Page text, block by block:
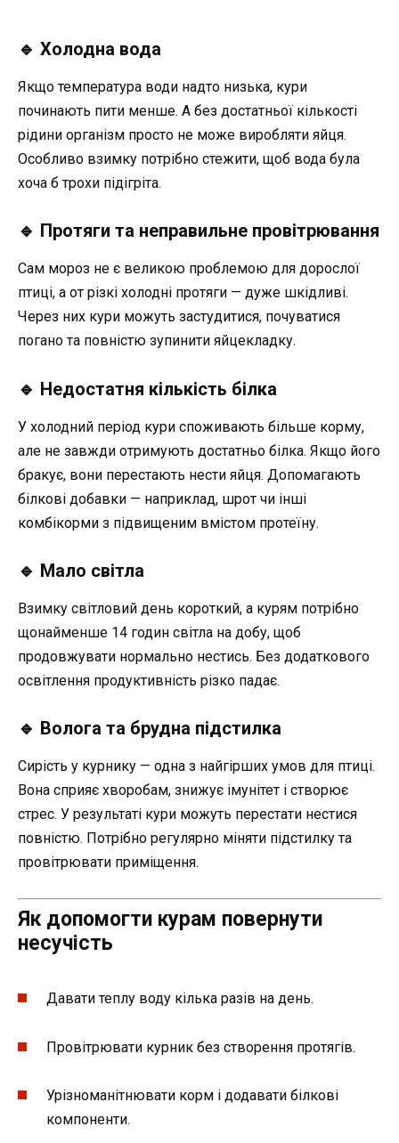
🔹 Холодна вода
Якщо температура води надто низька, кури
починають пити менше. А без достатньої кількості
рідини організм просто не може виробляти яйця.
Особливо взимку потрібно стежити, щоб вода була
хоча б трохи підігріта.
🔹 Протяги та неправильне провітрювання
Сам мороз не є великою проблемою для дорослої
птиці, а от різкі холодні протяги — дуже шкідливі.
Через них кури можуть застудитися, почуватися
погано та повністю зупинити яйцекладку.
🔹 Недостатня кількість білка
У холодний період кури споживають більше корму,
але не завжди отримують достатньо білка. Якщо його
бракує, вони перестають нести яйця. Допомагають
білкові добавки — наприклад, шрот чи інші
комбікорми з підвищеним вмістом протеїну.
🔹 Мало світла
Взимку світловий день короткий, а курям потрібно
щонайменше 14 годин світла на добу, щоб
продовжувати нормально нестись. Без додаткового
освітлення продуктивність різко падає.
🔹 Волога та брудна підстилка
Сирість у курнику — одна з найгірших умов для птиці.
Вона сприяє хворобам, знижує імунітет і створює
стрес. У результаті кури можуть перестати нестися
повністю. Потрібно регулярно міняти підстилку та
провітрювати приміщення.
Як допомогти курам повернути
несучість
Давати теплу воду кілька разів на день.
Провітрювати курник без створення протягів.
Урізноманітнювати корм і додавати білкові
компоненти.